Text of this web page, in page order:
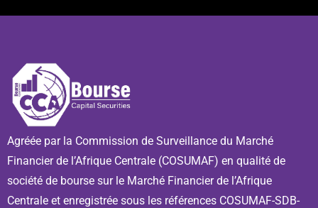
Agréée par la Commission de Surveillance du Marché
Financier de l’Afrique Centrale (COSUMAF) en qualité de
société de bourse sur le Marché Financier de l’Afrique
Centrale et enregistrée sous les références COSUMAF-SDB-